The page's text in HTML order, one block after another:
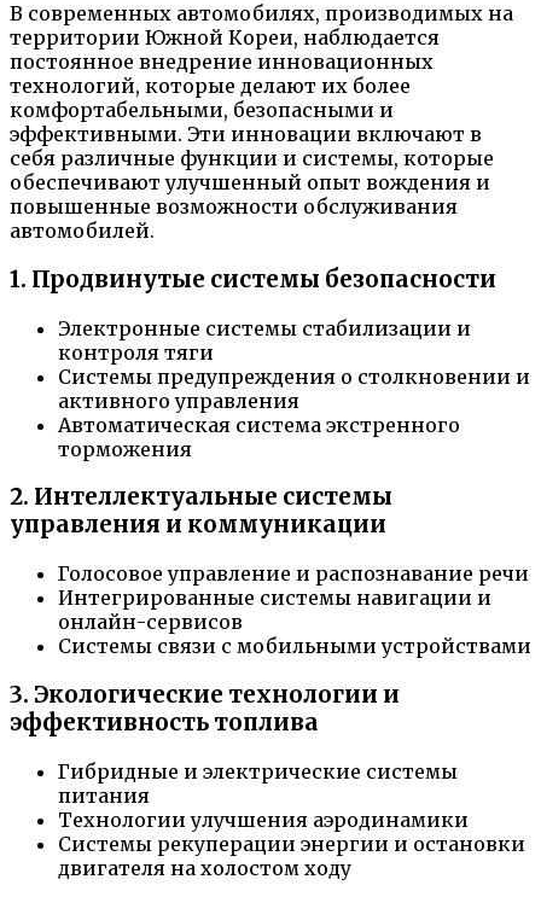
В современных автомобилях, производимых на
территории Южной Кореи, наблюдается
постоянное внедрение инновационных
технологий, которые делают их более
комфортабельными, безопасными и
эффективными. Эти инновации включают в
себя различные функции и системы, которые
обеспечивают улучшенный опыт вождения и
повышенные возможности обслуживания
автомобилей.
1. Продвинутые системы безопасности
Электронные системы стабилизации и
контроля тяги
Системы предупреждения о столкновении и
активного управления
Автоматическая система экстренного
торможения
2. Интеллектуальные системы
управления и коммуникации
Голосовое управление и распознавание речи
Интегрированные системы навигации и
онлайн-сервисов
Системы связи с мобильными устройствами
3. Экологические технологии и
эффективность топлива
Гибридные и электрические системы
питания
Технологии улучшения аэродинамики
Системы рекуперации энергии и остановки
двигателя на холостом ходу